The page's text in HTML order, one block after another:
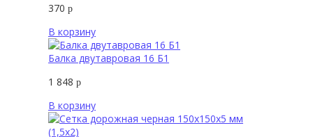
370 р
В корзину
Балка двутавровая 16 Б1
1 848 р
В корзину